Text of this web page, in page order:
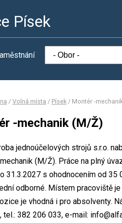
Písek
/ Volná místa / Písek / Montér -
-mechanik (M/Ž)
jednoúčelových strojů s.r.o.
(M/Ž). Práce na plný
31.3.2027 s ohodnocením od
odborné. Místem pracoviště
je vhodná i pro absolventy.
tel.: 382 206 033, e-mail: